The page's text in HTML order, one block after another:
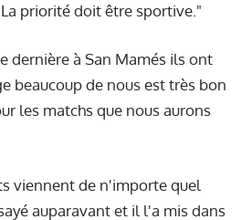
priorité doit être sportive."
dernière à San Mamés ils ont
beaucoup de nous est très bon
les matchs que nous aurons
viennent de n'importe quel
auparavant et il l'a mis dans